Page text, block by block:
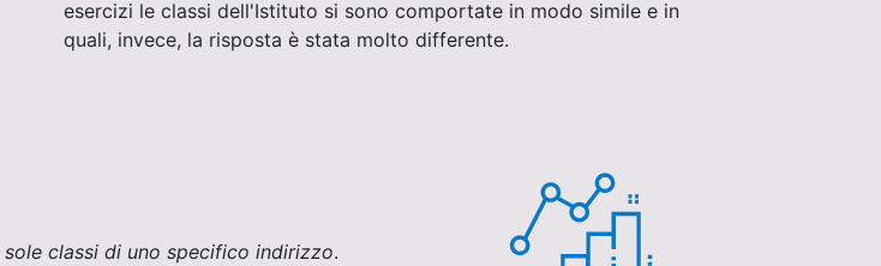
esercizi le classi dell'Istituto si sono comportate in modo simile e in
quali, invece, la risposta è stata molto differente.
sole classi di uno specifico indirizzo.